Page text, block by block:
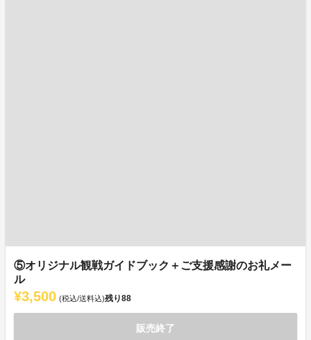
⑤オリジナル観戦ガイドブック＋ご支援感謝のお礼メー
ル
¥3,500 (税込/送料込)残り88
販売終了